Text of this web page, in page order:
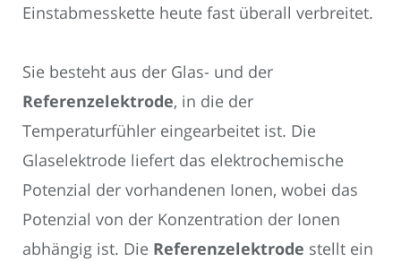
Einstabmesskette heute fast überall verbreitet.
Sie besteht aus der Glas- und der
Referenzelektrode, in die der
Temperaturfühler eingearbeitet ist. Die
Glaselektrode liefert das elektrochemische
Potenzial der vorhandenen Ionen, wobei das
Potenzial von der Konzentration der Ionen
abhängig ist. Die Referenzelektrode stellt ein